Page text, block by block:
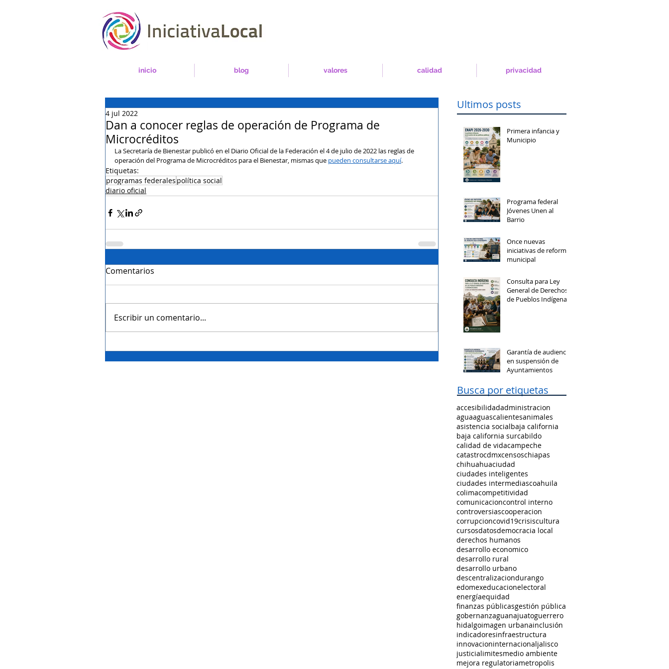
inicio blog valores calidad privacidad
Dan a conocer reglas de operación de Programa de
Microcréditos
4 jul 2022
La Secretaría de Bienestar publicó en el Diario Oficial de la Federación el 4 de julio de 2022 las reglas de
operación del Programa de Microcréditos para el Bienestar, mismas que pueden consultarse aquí.
Etiquetas:
programas federales política social
diario oficial
Comentarios
Escribir un comentario...
Ultimos posts
Primera infancia y
Municipio
Programa federal
Jóvenes Unen al
Barrio
Once nuevas
iniciativas de reforma
municipal
Consulta para Ley
General de Derechos
de Pueblos Indígenas
Garantía de audiencia
en suspensión de
Ayuntamientos
Busca por etiquetas
accesibilidadadministracion
aguaaguascalientesanimales
asistencia socialbaja california
baja california surcabildo
calidad de vidacampeche
catastrocdmxcensoschiapas
chihuahuaciudad
ciudades inteligentes
ciudades intermediascoahuila
colimacompetitividad
comunicacioncontrol interno
controversiascooperacion
corrupcioncovid19crisiscultura
cursosdatosdemocracia local
derechos humanos
desarrollo economico
desarrollo rural
desarrollo urbano
descentralizaciondurango
edomexeducacionelectoral
energíaequidad
finanzas públicasgestión pública
gobernanzaguanajuatoguerrero
hidalgoimagen urbanainclusión
indicadoresinfraestructura
innovacioninternacionaljalisco
justicialimitesmedio ambiente
mejora regulatoriametropolis